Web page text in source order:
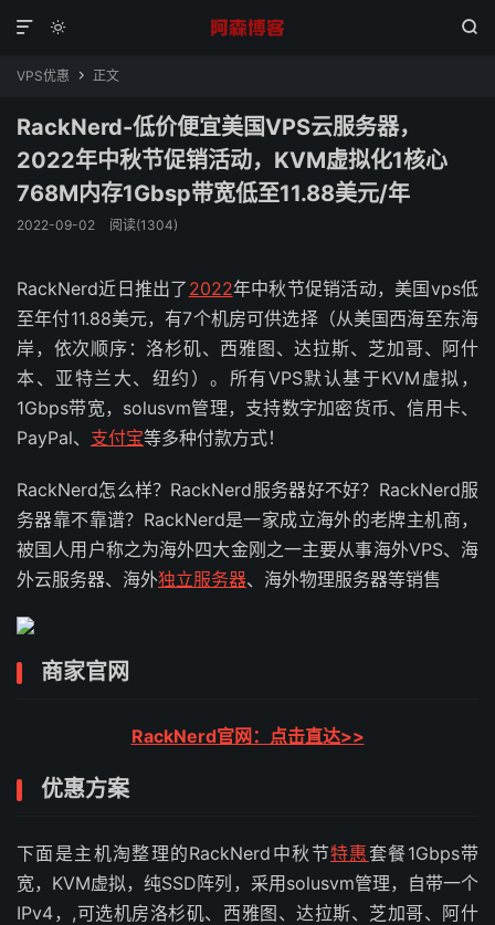
 

VPS优惠  正文
RackNerd-低价便宜美国VPS云服务器，
2022年中秋节促销活动，KVM虚拟化1核心
768M内存1Gbsp带宽低至11.88美元/年
2022-09-02 阅读(1304)
RackNerd近日推出了 2022年中秋节促销活动，美国vps低
至年付11.88美元，有7个机房可供选择（从美国西海至东海
岸，依次顺序：洛杉矶、西雅图、达拉斯、芝加哥、阿什
本、亚特兰大、纽约）。所有VPS默认基于KVM虚拟，
1Gbps带宽，solusvm管理，支持数字加密货币、信用卡、
PayPal、 支付宝等多种付款方式！
RackNerd怎么样？RackNerd服务器好不好？RackNerd服
务器靠不靠谱？RackNerd是一家成立海外的老牌主机商，
被国人用户称之为海外四大金刚之一主要从事海外VPS、海
外云服务器、海外独立服务器、海外物理服务器等销售
商家官网
RackNerd官网：点击直达>>
优惠方案
下面是主机淘整理的RackNerd中秋节特惠套餐1Gbps带
宽，KVM虚拟，纯SSD阵列，采用solusvm管理，自带一个
IPv4，,可选机房洛杉矶、西雅图、达拉斯、芝加哥、阿什